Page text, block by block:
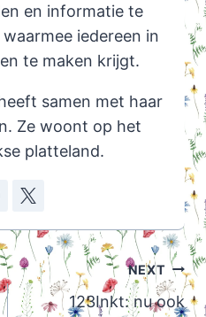
en informatie te
iedereen in
te maken krijgt.
samen met haar
Ze woont op het
platteland.
NEXT
123Inkt: nu ook